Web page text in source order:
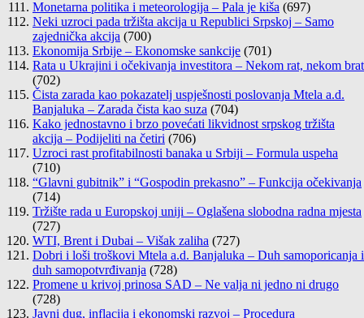
Monetarna politika i meteorologija – Pala je kiša (697)
Neki uzroci pada tržišta akcija u Republici Srpskoj – Samo
zajednička akcija (700)
Ekonomija Srbije – Ekonomske sankcije (701)
Rata u Ukrajini i očekivanja investitora – Nekom rat, nekom brat
(702)
Čista zarada kao pokazatelj uspješnosti poslovanja Mtela a.d.
Banjaluka – Zarada čista kao suza (704)
Kako jednostavno i brzo povećati likvidnost srpskog tržišta
akcija – Podijeliti na četiri (706)
Uzroci rast profitabilnosti banaka u Srbiji – Formula uspeha
(710)
“Glavni gubitnik” i “Gospodin prekasno” – Funkcija očekivanja
(714)
Tržište rada u Europskoj uniji – Oglašena slobodna radna mjesta
(727)
WTI, Brent i Dubai – Višak zaliha (727)
Dobri i loši troškovi Mtela a.d. Banjaluka – Duh samoporicanja i
duh samopotvrđivanja (728)
Promene u krivoj prinosa SAD – Ne valja ni jedno ni drugo
(728)
Javni dug, inflacija i ekonomski razvoj – Procedura